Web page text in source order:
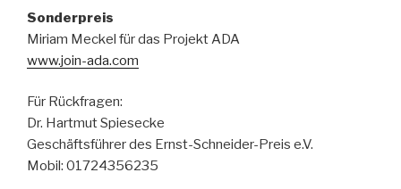
Sonderpreis
Miriam Meckel für das Projekt ADA
www.join-ada.com
Für Rückfragen:
Dr. Hartmut Spiesecke
Geschäftsführer des Ernst-Schneider-Preis e.V.
Mobil: 01724356235